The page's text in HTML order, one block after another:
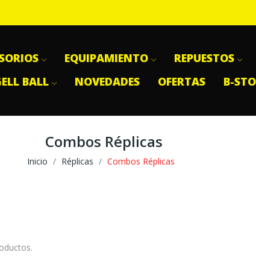
EQUIPAMIENTO REPUESTOS
BALL NOVEDADES OFERTAS B-
Combos Réplicas
Inicio Réplicas Combos Réplicas